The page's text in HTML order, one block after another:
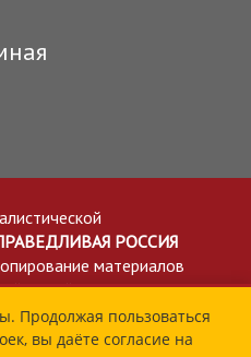
РОССИЯ
материалов
на сайт spravedlivo.ru
персональных
Продолжая пользоваться
вы даёте согласие на